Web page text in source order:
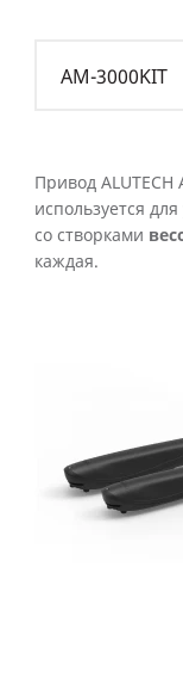
AM-3000KIT
Привод ALUTECH
используется
со створками
каждая.